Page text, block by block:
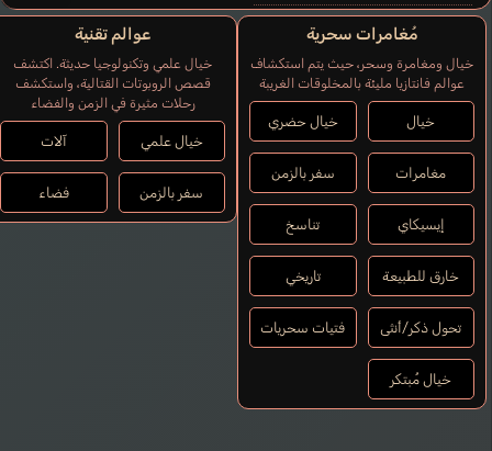
مُغامرات سحرية
خيال ومغامرة وسحر، حيث يتم استكشاف
عوالم فانتازيا مليئة بالمخلوقات الغريبة
خيال خيال حضري
مغامرات سفر بالزمن
إيسيكاي تناسخ
خارق للطبيعة تاريخي
تحول ذكر/أنثى فتيات سحريات
خيال مُبتكر
عوالم تقنية
خيال علمي وتكنولوجيا حديثة. اكتشف
قصص الروبوتات القتالية، واستكشف
رحلات مثيرة في الزمن والفضاء
خيال علمي آلات
سفر بالزمن فضاء